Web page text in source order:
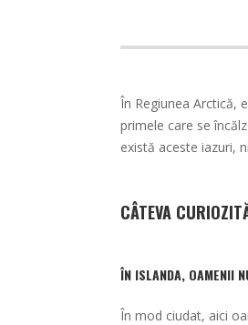
În Regiunea Arctică,
primele care se
există aceste iazuri,
CÂTEVA
ÎN ISLANDA, OAMENII
În mod ciudat, aici